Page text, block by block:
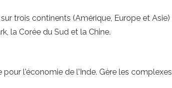
trois continents (Amérique, Europe et
la Corée du Sud et la Chine.
l'économie de l'Inde. Gère les